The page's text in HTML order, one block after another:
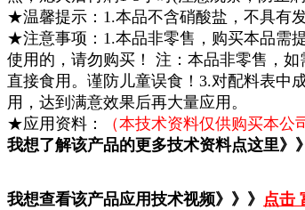
★温馨提示：1.本品不含硝酸盐，不具有
★注意事项：1.本品非零售，购买本品需
使用的，请勿购买！ 注：本品非零售，
直接食用。谨防儿童误食！3.对配料表中
用，达到满意效果后再大量应用。
★应用资料：
（本技术资料仅供购买本
我想了解该产品的更多技术资料点这里》
我想查看该产品应用技术视频》》》 点击